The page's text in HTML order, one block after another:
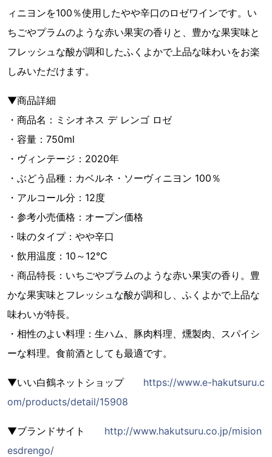
ィニヨンを100％使用したやや辛口のロゼワインです。い
ちごやプラムのような赤い果実の香りと、豊かな果実味と
フレッシュな酸が調和したふくよかで上品な味わいをお楽
しみいただけます。
▼商品詳細
・商品名：ミシオネス デ レンゴ ロゼ
・容量：750ml
・ヴィンテージ：2020年
・ぶどう品種：カベルネ・ソーヴィニヨン 100％
・アルコール分：12度
・参考小売価格：オープン価格
・味のタイプ：やや辛口
・飲用温度：10～12℃
・商品特長：いちごやプラムのような赤い果実の香り。豊
かな果実味とフレッシュな酸が調和し、ふくよかで上品な
味わいが特長。
・相性のよい料理：生ハム、豚肉料理、燻製肉、スパイシ
ーな料理。食前酒としても最適です。
▼いい白鶴ネットショップ https://www.e-hakutsuru.c
om/products/detail/15908
▼ブランドサイト http://www.hakutsuru.co.jp/mision
esdrengo/